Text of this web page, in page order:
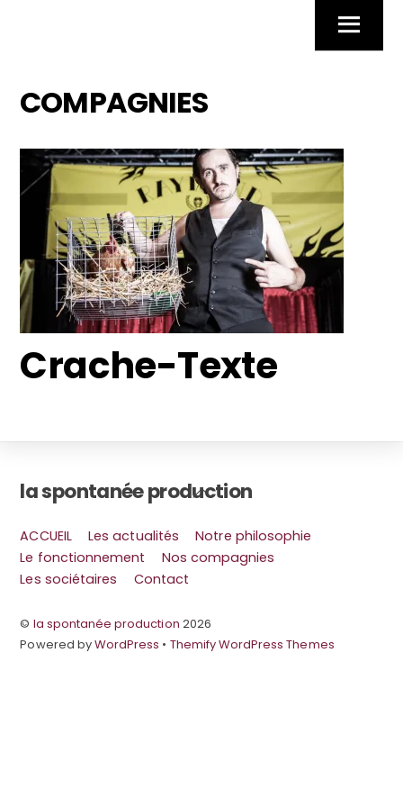
Menu
COMPAGNIES
Crache-Texte
Back
Top
la spontanée production
ACCUEIL Les actualités
Notre philosophie
Le fonctionnement
Nos compagnies
Les sociétaires
Contact
© la spontanée production 2026
Powered byWordPress • Themify WordPress Themes